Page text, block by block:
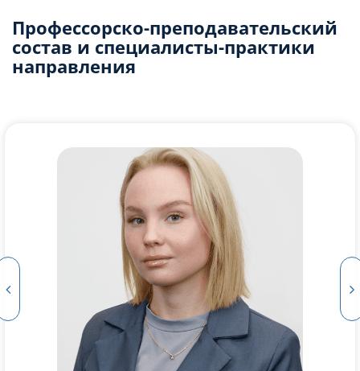
Профессорско-преподавательский
состав и специалисты-практики
направления